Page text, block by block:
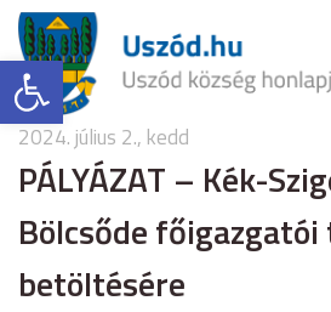
Eszköztár megnyitása
2024. július 2., kedd
PÁLYÁZAT – Kék-
Bölcsőde
betöltésére